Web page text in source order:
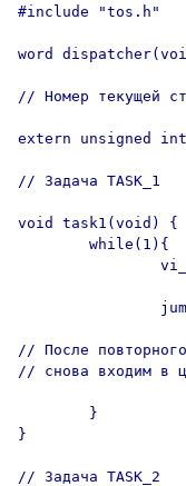
#include "tos.h"
word
// Номер текущей
extern unsigned
// Задача TASK_1
void task1(void) {
        while(1){
// После
// снова входим в
        }
}
// Задача TASK_2